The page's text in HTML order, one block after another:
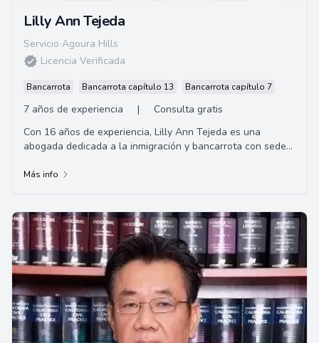
Lilly Ann Tejeda
Servicio Agoura Hills
Licencia Verificada
Bancarrota Bancarrota capítulo 13 Bancarrota capítulo 7
7 años de experiencia |
Consulta gratis
Con 16 años de experiencia, Lilly Ann Tejeda es una
abogada dedicada a la inmigración y bancarrota con sede
Más info